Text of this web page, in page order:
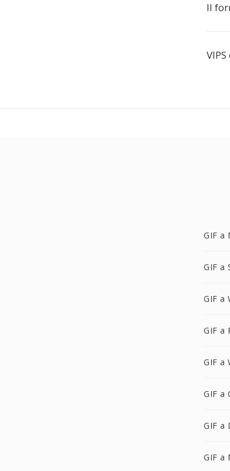
Il
GIF a
GIF a
GIF a
GIF a
GIF a
GIF a
GIF a
GIF a